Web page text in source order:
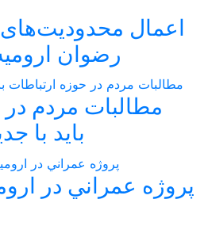
اعمال محدودیت‌های
رضوان
مطالبات مردم
بايد با